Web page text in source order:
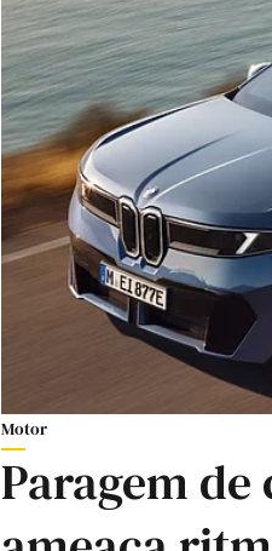
Motor
Paragem